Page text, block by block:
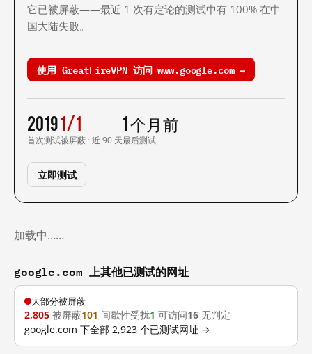
它已被屏蔽——最近 1 次有定论的测试中有 100% 在中
国大陆失败。
使用 GreatFireVPN 访问 www.google.com →
2019
首次测试
1/1
被屏蔽 · 近 90 天
1 个月前
最后测试
立即测试
加载中……
google.com 上其他已测试的网址
大部分被屏蔽
2,805 被屏蔽101 间歇性受扰1 可访问16 无判定
google.com 下全部 2,923 个已测试网址 →